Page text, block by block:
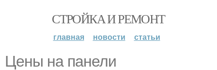
СТРОЙКА И РЕМОНТ
главная новости статьи
Цены на панели